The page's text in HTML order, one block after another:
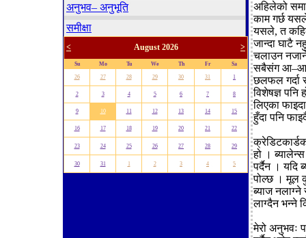
अनुभव– अनुभूति
समीक्षा
< August 2026 >
Su Mo Tu We Th Fr Sa
26 27 28 29 30 31 1
2 3 4 5 6 7 8
9 10 11 12 13 14 15
16 17 18 19 20 21 22
23 24 25 26 27 28 29
30 31 1 2 3 4 5
अहिलेको
काम गर्छ
यसले, त
जान्दा घाटै
चलाउन
सबैसंग
छलफल गर्दा
विशेषज्ञ पनि
लिएका
हुँदा पनि
हो ।
पर्दैन । यदि
पोल्छ । मूल
ब्याज नलाग्ने
लाग्दैन भन्ने
मेरो अनुभवः